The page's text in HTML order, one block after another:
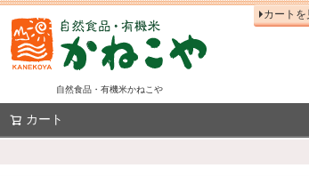
自然食品・有機米かねこや
カートを
カート